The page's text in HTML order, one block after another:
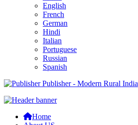
English
French
German
Hindi
Italian
Portuguese
Russian
Spanish
Publisher - Modern Rural India
Home